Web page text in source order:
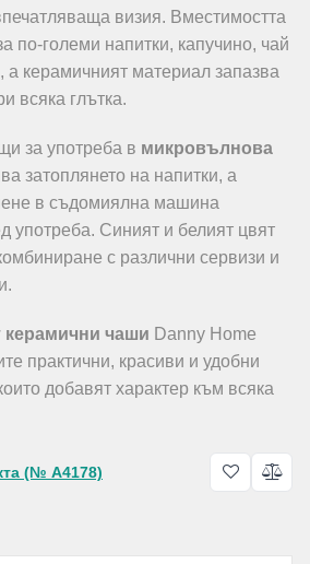
визия. Вместимостта
по-големи напитки, капучино, чай
а керамичният материал запазва
всяка глътка.
за употреба в микровълнова
затоплянето на напитки, а
в съдомиялна машина
употреба. Синият и белият цвят
с различни сервизи и
керамични чаши Danny Home
практични, красиви и удобни
добавят характер към всяка
(№ A4178)